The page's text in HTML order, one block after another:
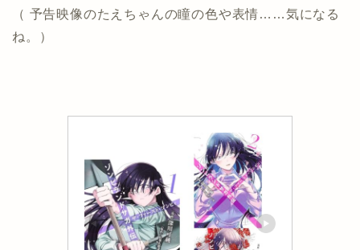
（ 予告映像のたえちゃんの瞳の色や表情……気になる
ね。）